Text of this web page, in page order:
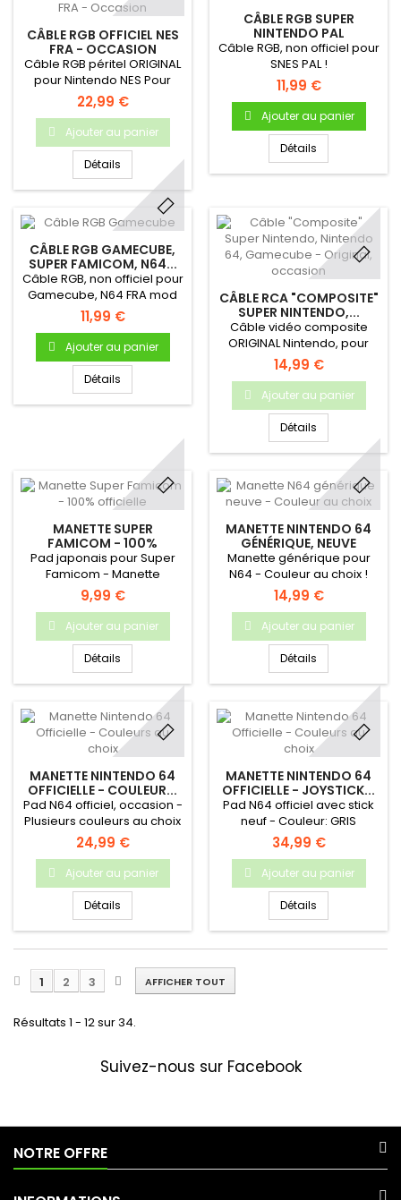
CÂBLE RGB OFFICIEL NES
FRA - OCCASION
Câble RGB péritel ORIGINAL
pour Nintendo NES Pour
console NES Française
(RGB) Câble OFFICIEL, testé
avant envoi Garantie 3 mois
22,99 €
Ajouter au panier
Détails
CÂBLE RGB SUPER
NINTENDO PAL
Câble RGB, non officiel pour
SNES PAL !
11,99 €
Ajouter au panier
Détails
CÂBLE RGB GAMECUBE,
SUPER FAMICOM, N64...
Câble RGB, non officiel pour
Gamecube, N64 FRA mod
RGB & SFC (SNES JAP) /
SNES US - VRAI signal RGB !
11,99 €
Ajouter au panier
Détails
CÂBLE RCA "COMPOSITE"
SUPER NINTENDO,...
Câble vidéo composite
ORIGINAL Nintendo, pour
console SNES, N64 &
Gamecube - Produit
original Nintendo
14,99 €
Ajouter au panier
Détails
MANETTE SUPER
FAMICOM - 100%
OFFICIELLE
Pad japonais pour Super
Famicom - Manette
démontée, nettoyée, testée
et garantie !
9,99 €
Ajouter au panier
Détails
MANETTE NINTENDO 64
GÉNÉRIQUE, NEUVE
Manette générique pour
N64 - Couleur au choix !
14,99 €
Ajouter au panier
Détails
MANETTE NINTENDO 64
OFFICIELLE - COULEUR...
Pad N64 officiel, occasion -
Plusieurs couleurs au choix
24,99 €
Ajouter au panier
Détails
MANETTE NINTENDO 64
OFFICIELLE - JOYSTICK...
Pad N64 officiel avec stick
neuf - Couleur: GRIS
34,99 €
Ajouter au panier
Détails
AFFICHER TOUT
1 2 3
Résultats 1 - 12 sur 34.
Suivez-nous sur Facebook
NOTRE OFFRE